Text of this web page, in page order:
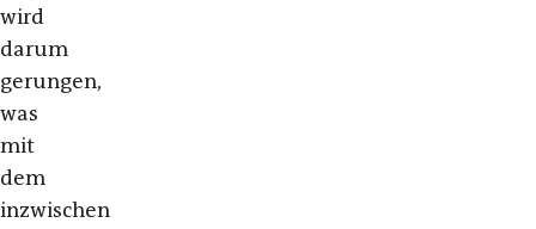
wird
darum
gerungen,
was
mit
dem
inzwischen